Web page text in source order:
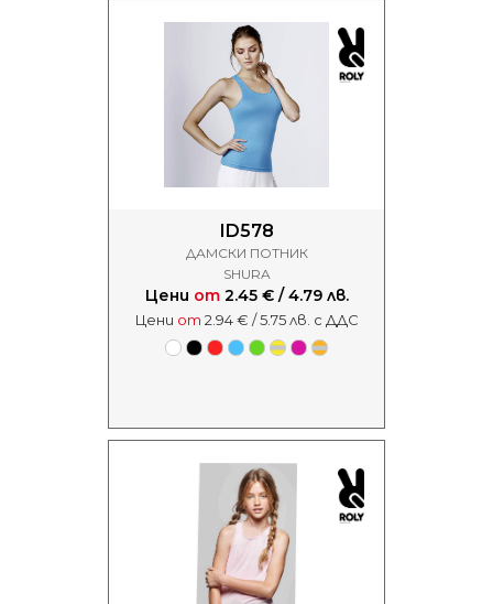
ID578
ДАМСКИ ПОТНИК
SHURA
Цени от2.45 € / 4.79 лв.
Цени от 2.94 € / 5.75 лв. с ДДС